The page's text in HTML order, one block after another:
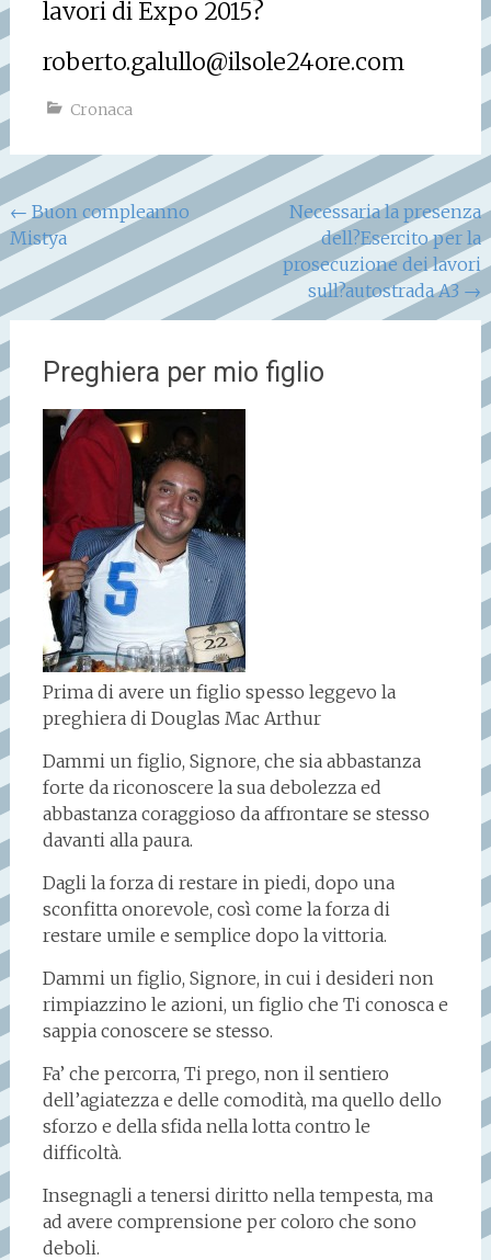
lavori di Expo 2015?
roberto.galullo@ilsole24ore.com
Cronaca
Navigazione
articoli
← Buon compleanno
Mistya
Necessaria la presenza
dell?Esercito per la
prosecuzione dei lavori
sull?autostrada A3 →
Preghiera per mio figlio
Prima di avere un figlio spesso leggevo la
preghiera di Douglas Mac Arthur
Dammi un figlio, Signore, che sia abbastanza
forte da riconoscere la sua debolezza ed
abbastanza coraggioso da affrontare se stesso
davanti alla paura.
Dagli la forza di restare in piedi, dopo una
sconfitta onorevole, così come la forza di
restare umile e semplice dopo la vittoria.
Dammi un figlio, Signore, in cui i desideri non
rimpiazzino le azioni, un figlio che Ti conosca e
sappia conoscere se stesso.
Fa’ che percorra, Ti prego, non il sentiero
dell’agiatezza e delle comodità, ma quello dello
sforzo e della sfida nella lotta contro le
difficoltà.
Insegnagli a tenersi diritto nella tempesta, ma
ad avere comprensione per coloro che sono
deboli.